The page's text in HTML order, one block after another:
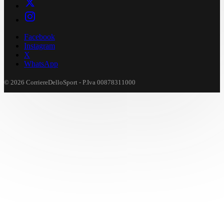
Facebook
Instagram
X
WhatsApp
© 2026 CorriereDelloSport - P.Iva 00878311000